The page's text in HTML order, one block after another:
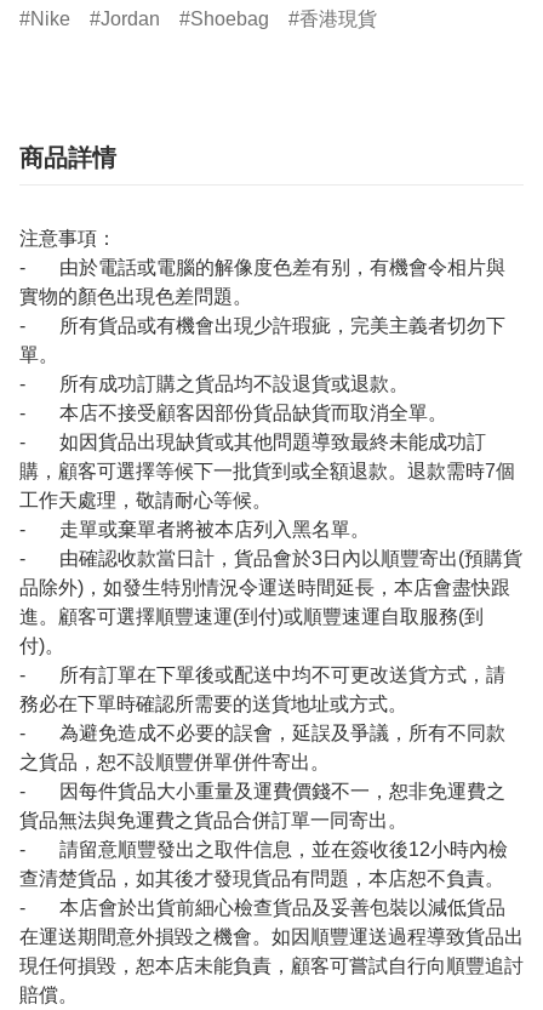
Nike Jordan Shoebag 香港現貨
商品詳情
注意事項：
- 由於電話或電腦的解像度色差有别，有機會令相片與
實物的顏色出現色差問題。
- 所有貨品或有機會出現少許瑕疵，完美主義者切勿下
單。
- 所有成功訂購之貨品均不設退貨或退款。
- 本店不接受顧客因部份貨品缺貨而取消全單。
- 如因貨品出現缺貨或其他問題導致最終未能成功訂
購，顧客可選擇等候下一批貨到或全額退款。退款需時7個
工作天處理，敬請耐心等候。
- 走單或棄單者將被本店列入黑名單。
- 由確認收款當日計，貨品會於3日內以順豐寄出(預購貨
品除外)，如發生特別情況令運送時間延長，本店會盡快跟
進。顧客可選擇順豐速運(到付)或順豐速運自取服務(到
付)。
- 所有訂單在下單後或配送中均不可更改送貨方式，請
務必在下單時確認所需要的送貨地址或方式。
- 為避免造成不必要的誤會，延誤及爭議，所有不同款
之貨品，恕不設順豐併單併件寄出。
- 因每件貨品大小重量及運費價錢不一，恕非免運費之
貨品無法與免運費之貨品合併訂單一同寄出。
- 請留意順豐發出之取件信息，並在簽收後12小時內檢
查清楚貨品，如其後才發現貨品有問題，本店恕不負責。
- 本店會於出貨前細心檢查貨品及妥善包裝以減低貨品
在運送期間意外損毀之機會。如因順豐運送過程導致貨品出
現任何損毀，恕本店未能負責，顧客可嘗試自行向順豐追討
賠償。